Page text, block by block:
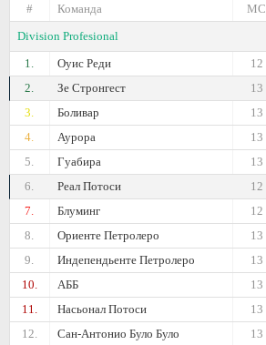
#
Команда
МС
Division Profesional
1.
Оуис Реди
12
2.
Зе Стронгест
13
3.
Боливар
13
4.
Аурора
13
5.
Гуабира
13
6.
Реал Потоси
12
7.
Блуминг
12
8.
Ориенте Петролеро
13
9.
Индепендьенте Петролеро
13
10.
АББ
13
11.
Насьонал Потоси
13
12.
Сан-Антонио Було Було
13